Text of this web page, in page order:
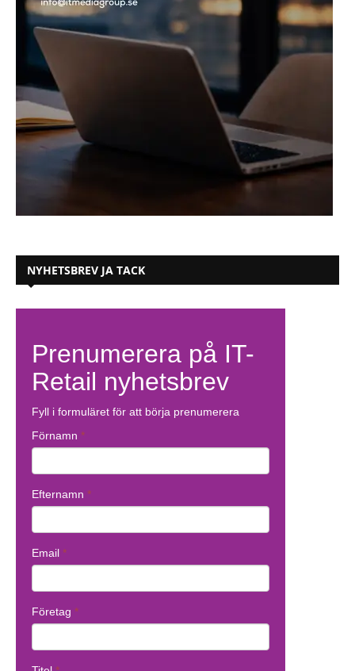
NYHETSBREV JA TACK